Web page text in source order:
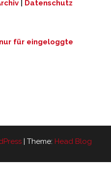
Datenschutz
für eingeloggte
Theme: Head Blog